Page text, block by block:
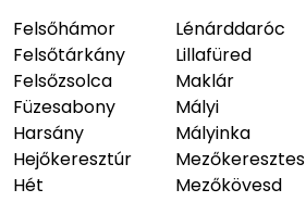
Felsőhámor
Felsőtárkány
Felsőzsolca
Füzesabony
Harsány
Hejőkeresztúr
Hét
Lénárddaróc
Lillafüred
Maklár
Mályi
Mályinka
Mezőkeresztes
Mezőkövesd